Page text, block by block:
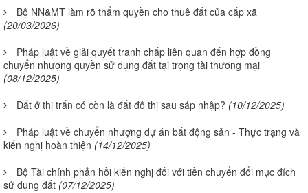
Bộ NN&MT làm rõ thẩm quyền cho thuê đất của cấp xã
(20/03/2026)
Pháp luật về giải quyết tranh chấp liên quan đến hợp đồng
chuyển nhượng quyền sử dụng đất tại trọng tài thương mại
(08/12/2025)
Đất ở thị trấn có còn là đất đô thị sau sáp nhập? (10/12/2025)
Pháp luật về chuyển nhượng dự án bất động sản - Thực trạng và
kiến nghị hoàn thiện (14/12/2025)
Bộ Tài chính phản hồi kiến nghị đối với tiền chuyển đổi mục đích
sử dụng đất (07/12/2025)